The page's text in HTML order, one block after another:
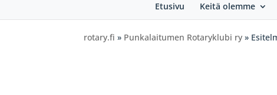
Etusivu Keitä olemme
rotary.fi » Punkalaitumen Rotaryklubi ry »